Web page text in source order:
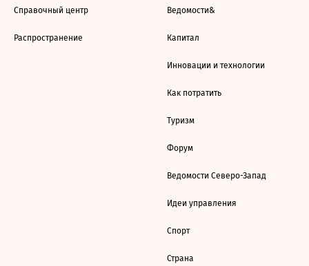
Справочный центр
Распространение
Ведомости&
Капитал
Инновации и технологии
Как потратить
Туризм
Форум
Ведомости Северо-Запад
Идеи управления
Спорт
Страна